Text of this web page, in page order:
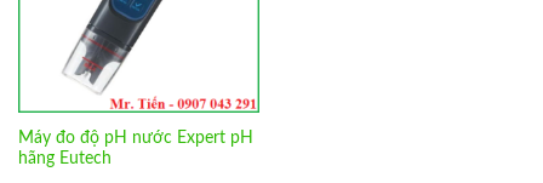
Máy đo độ pH nước Expert pH
hãng Eutech